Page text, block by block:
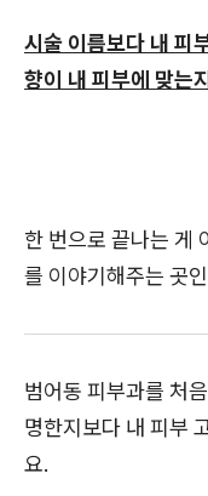
시술 이름보다 내 피
향이 내 피부에 맞는
한 번으로 끝나는 게
를 이야기해주는 곳
범어동 피부과를 처
명한지보다 내 피부
요.